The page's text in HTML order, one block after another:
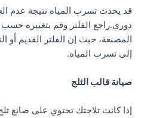
قد يحدث تسرب المياه نتيجة عدم
دوري.راجع الفلتر وقم بتغييره
المصنعة، حيث إن الفلتر القديم أو
إلى تسرب المياه.
صيانة قالب الثلج
إذا كانت ثلاجتك تحتوي على صانع